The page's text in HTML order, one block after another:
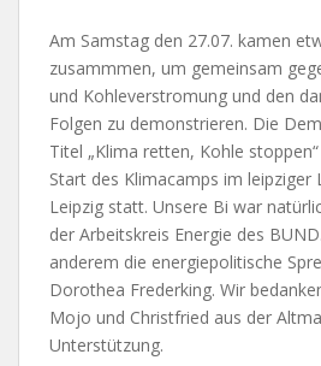
Am Samstag den 27.07. kamen
zusammmen, um gemeinsam
und Kohleverstromung und den
Folgen zu demonstrieren. Die
Titel „Klima retten, Kohle
Start des Klimacamps im leipziger
Leipzig statt. Unsere Bi war
der Arbeitskreis Energie des
anderem die energiepolitische
Dorothea Frederking. Wir
Mojo und Christfried aus der
Unterstützung.